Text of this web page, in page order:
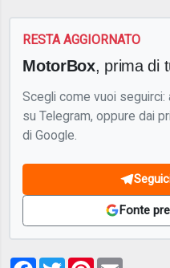
RESTA AGGIORNATO
MotorBox, prima di
Scegli come vuoi
su Telegram, oppure dai
di Google.
Fonte
Facebook
TwitterPinterest